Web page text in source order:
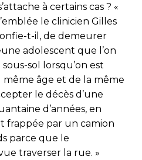
à certains cas ? «
le clinicien Gilles
t-il, de demeurer
adolescent que l’on
sol lorsqu’on est
même âge et de la même
le décès d’une
d’années, en
frappée par un camion
parce que le
traverser la rue. »